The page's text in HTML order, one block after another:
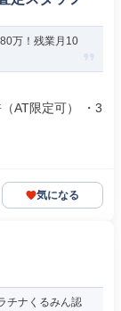
万！残業月10
AT限定可） ・3
気になる
チナくるみん認